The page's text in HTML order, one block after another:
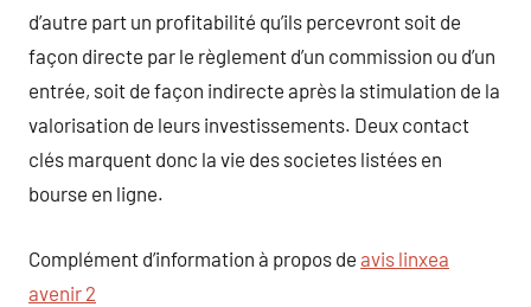
d’autre part un profitabilité qu’ils percevront soit de
façon directe par le règlement d’un commission ou d’un
entrée, soit de façon indirecte après la stimulation de la
valorisation de leurs investissements. Deux contact
clés marquent donc la vie des societes listées en
bourse en ligne.
Complément d’information à propos de avis linxea
avenir 2